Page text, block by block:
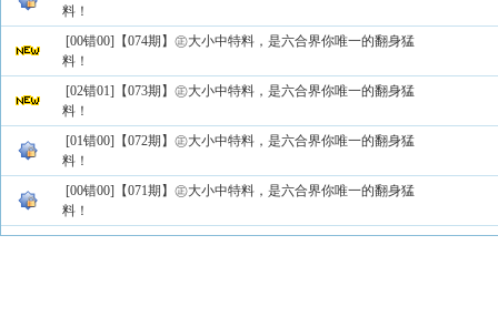
料！
[00错00]【074期】㊣大小中特料，是六合界你唯一的翻身猛
料！
[02错01]【073期】㊣大小中特料，是六合界你唯一的翻身猛
料！
[01错00]【072期】㊣大小中特料，是六合界你唯一的翻身猛
料！
[00错00]【071期】㊣大小中特料，是六合界你唯一的翻身猛
料！